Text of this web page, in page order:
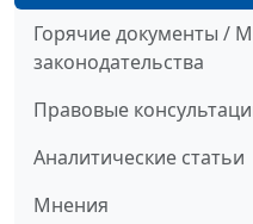
Горячие документы /
законодательства
Правовые
Аналитические статьи
Мнения